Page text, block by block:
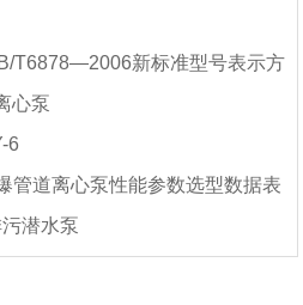
T6878—2006新标准型号表示方
心泵
6
管道离心泵性能参数选型数据表
潜水泵